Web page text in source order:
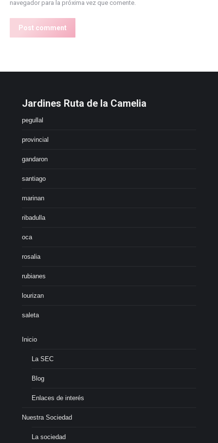
navegador para la próxima vez que comente.
Post comment
Jardines Ruta de la Camelia
pegullal
provincial
gandaron
santiago
marinan
ribadulla
oca
rosalia
rubianes
lourizan
saleta
Inicio
La SEC
Blog
Enlaces de interés
Nuestra Sociedad
La sociedad